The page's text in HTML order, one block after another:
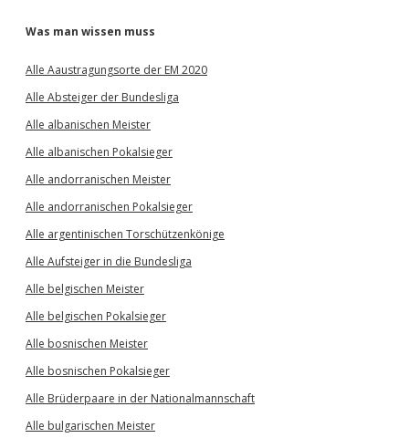
Was man wissen muss
Alle Aaustragungsorte der EM 2020
Alle Absteiger der Bundesliga
Alle albanischen Meister
Alle albanischen Pokalsieger
Alle andorranischen Meister
Alle andorranischen Pokalsieger
Alle argentinischen Torschützenkönige
Alle Aufsteiger in die Bundesliga
Alle belgischen Meister
Alle belgischen Pokalsieger
Alle bosnischen Meister
Alle bosnischen Pokalsieger
Alle Brüderpaare in der Nationalmannschaft
Alle bulgarischen Meister